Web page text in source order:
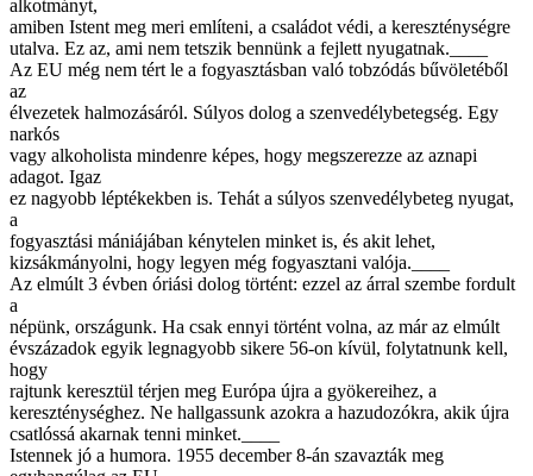
alkotmányt,
amiben Istent meg meri említeni, a családot védi, a kereszténységre
utalva. Ez az, ami nem tetszik bennünk a fejlett nyugatnak.____
Az EU még nem tért le a fogyasztásban való tobzódás bűvöletéből
az
élvezetek halmozásáról. Súlyos dolog a szenvedélybetegség. Egy
narkós
vagy alkoholista mindenre képes, hogy megszerezze az aznapi
adagot. Igaz
ez nagyobb léptékekben is. Tehát a súlyos szenvedélybeteg nyugat,
a
fogyasztási mániájában kénytelen minket is, és akit lehet,
kizsákmányolni, hogy legyen még fogyasztani valója.____
Az elmúlt 3 évben óriási dolog történt: ezzel az árral szembe fordult
a
népünk, országunk. Ha csak ennyi történt volna, az már az elmúlt
évszázadok egyik legnagyobb sikere 56-on kívül, folytatnunk kell,
hogy
rajtunk keresztül térjen meg Európa újra a gyökereihez, a
kereszténységhez. Ne hallgassunk azokra a hazudozókra, akik újra
csatlóssá akarnak tenni minket.____
Istennek jó a humora. 1955 december 8-án szavazták meg